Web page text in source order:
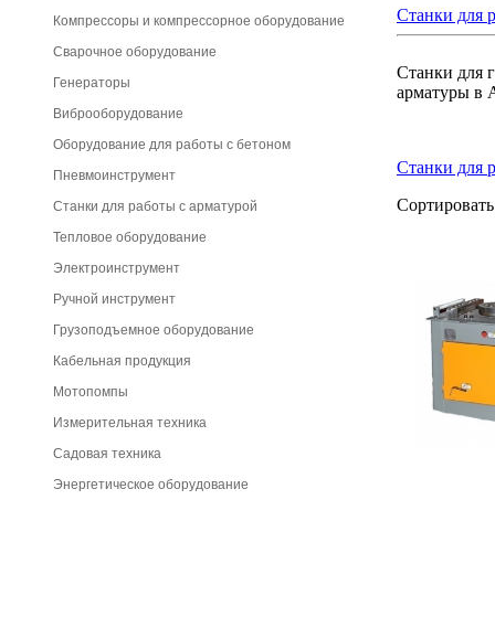
Компрессоры и компрессорное оборудование
Сварочное оборудование
Генераторы
Виброоборудование
Оборудование для работы с бетоном
Пневмоинструмент
Станки для работы с арматурой
Тепловое оборудование
Электроинструмент
Ручной инструмент
Грузоподъемное оборудование
Кабельная продукция
Мотопомпы
Измерительная техника
Садовая техника
Энергетическое оборудование
Станки для
Станки для
арматуры в
Станки для